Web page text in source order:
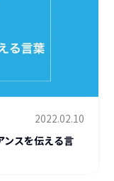
2022.02.10
ンスを伝える言